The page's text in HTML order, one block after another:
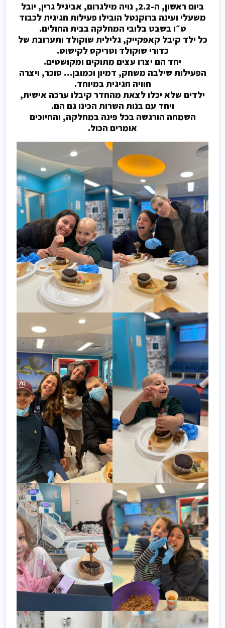
ביום ראשון, ה-2.2, נויה מילגרום, אביגיל גרין, יובל
משעלי ועינה ברוקנטל הובילו פעילות חגיגית לכבוד
ט״ו בשבט בלובי המחלקה בבית החולים.
כל ילד קיבל קאפקייק, גלילית שוקולד ותערובת של
כדורי שוקולד וטריקס לקישוט.
יחד הם יצרו עצים מתוקים ומקושטים.
הפעילות שילבה משחק, דמיון וכמובן… סוכר, ויצרה
חוויה חגיגית במיוחד.
ילדים שלא יכלו לצאת מהחדר קיבלו ערכה אישית,
ויחד עם בנות השרות הכינו גם הם.
השמחה הורגשה בכל פינה במחלקה, והחיוכים
אומרים הכול.